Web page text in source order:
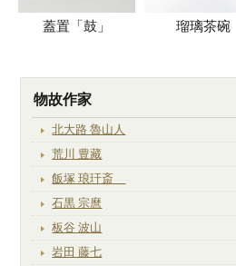
蓋置「鼓」 瑠璃茶碗
物故作家
北大路 魯山人
荒川 豊藏
飯塚 琅玕斎
石黒 宗麿
板谷 波山
岩田 藤七